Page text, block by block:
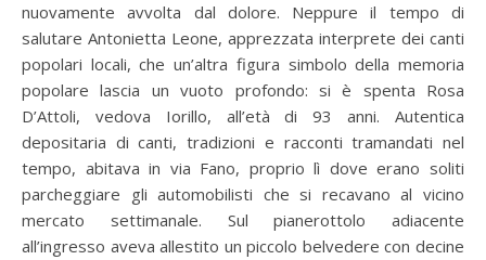
nuovamente avvolta dal dolore. Neppure il tempo di
salutare Antonietta Leone, apprezzata interprete dei canti
popolari locali, che un’altra figura simbolo della memoria
popolare lascia un vuoto profondo: si è spenta Rosa
D’Attoli, vedova Iorillo, all’età di 93 anni. Autentica
depositaria di canti, tradizioni e racconti tramandati nel
tempo, abitava in via Fano, proprio lì dove erano soliti
parcheggiare gli automobilisti che si recavano al vicino
mercato settimanale. Sul pianerottolo adiacente
all’ingresso aveva allestito un piccolo belvedere con decine